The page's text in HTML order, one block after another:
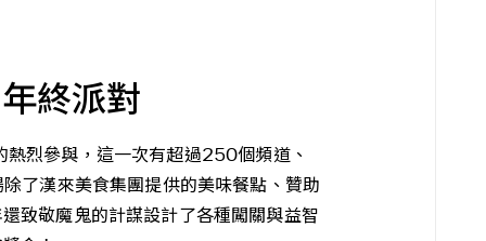
終派對
烈參與，這一次有超過250個頻道、
了漢來美食集團提供的美味餐點、贊助
致敬魔鬼的計謀設計了各種闖關與益智